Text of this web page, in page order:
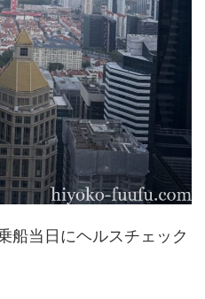
船当日にヘルスチェック